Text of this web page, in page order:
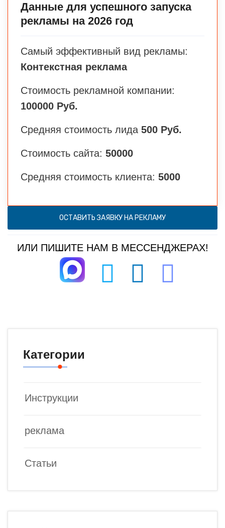
Данные для успешного запуска
рекламы на 2026 год
Самый эффективный вид рекламы:
Контекстная реклама
Стоимость рекламной компании:
100000 Руб.
Средняя стоимость лида 500 Руб.
Стоимость сайта: 50000
Средняя стоимость клиента: 5000
ОСТАВИТЬ ЗАЯВКУ НА РЕКЛАМУ
ИЛИ ПИШИТЕ НАМ В МЕССЕНДЖЕРАХ!
Категории
Инструкции
реклама
Статьи